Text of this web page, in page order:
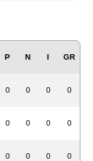
P N I GR
0 0 0 0
0 0 0 0
0 0 0 0